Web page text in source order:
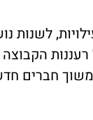
לשנות
חברים